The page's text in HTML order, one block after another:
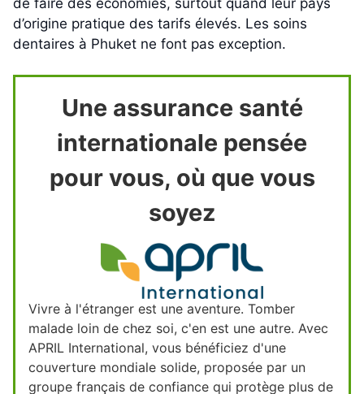
d’origine pratique des tarifs élevés. Les soins
dentaires à Phuket ne font pas exception.
Une assurance santé
internationale pensée
pour vous, où que vous
soyez
Vivre à l'étranger est une aventure. Tomber
malade loin de chez soi, c'en est une autre. Avec
APRIL International, vous bénéficiez d'une
couverture mondiale solide, proposée par un
groupe français de confiance qui protège plus de